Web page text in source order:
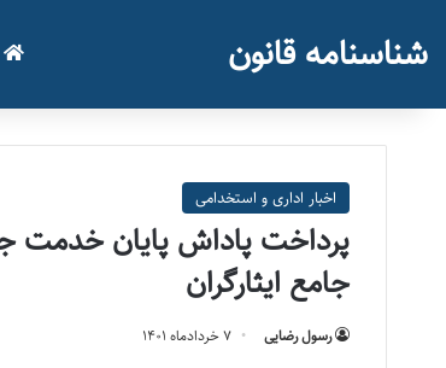
شناسنامه قانون
اخبار اداری و استخدامی
جامع ایثارگران
رسول رضایی ۷ خرداد‌ماه ۱۴۰۱